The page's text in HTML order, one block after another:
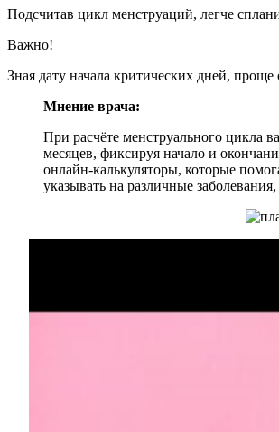
Подсчитав цикл менструаций, легче
Важно!
Зная дату начала критических дней,
Мнение врача:
При расчёте менструального цикла
месяцев, фиксируя начало и
онлайн-калькуляторы, которые
указывать на различные